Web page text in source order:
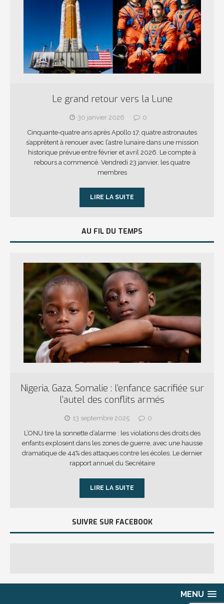
Le grand retour vers la Lune
30 janvier 2026
0
Cinquante-quatre ans après Apollo 17, quatre astronautes
s’apprêtent à renouer avec l’astre lunaire dans une mission
historique prévue entre février et avril 2026. Le compte à
rebours a commencé. Vendredi 23 janvier, les quatre
membres
LIRE LA SUITE
AU FIL DU TEMPS
Nigeria, Gaza, Somalie : l’enfance sacrifiée sur
l’autel des conflits armés
13 septembre 2025
0
L’ONU tire la sonnette d’alarme : les violations des droits des
enfants explosent dans les zones de guerre, avec une hausse
dramatique de 44% des attaques contre les écoles. Le dernier
rapport annuel du Secrétaire
LIRE LA SUITE
SUIVRE SUR FACEBOOK
MENU